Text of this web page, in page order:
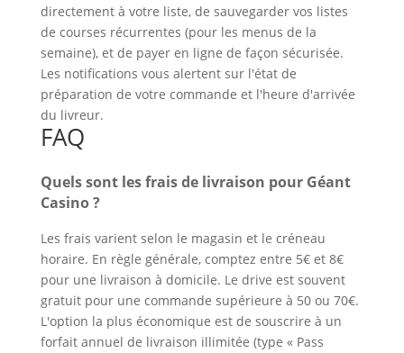
directement à votre liste, de sauvegarder vos listes
de courses récurrentes (pour les menus de la
semaine), et de payer en ligne de façon sécurisée.
Les notifications vous alertent sur l'état de
préparation de votre commande et l'heure d'arrivée
du livreur.
FAQ
Quels sont les frais de livraison pour Géant
Casino ?
Les frais varient selon le magasin et le créneau
horaire. En règle générale, comptez entre 5€ et 8€
pour une livraison à domicile. Le drive est souvent
gratuit pour une commande supérieure à 50 ou 70€.
L'option la plus économique est de souscrire à un
forfait annuel de livraison illimitée (type « Pass